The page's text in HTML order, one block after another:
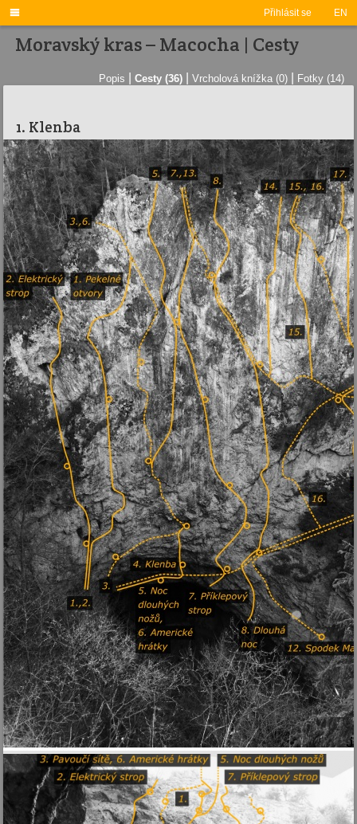
Přihlásit se EN

Moravský kras – Macocha | Cesty
Popis Cesty (36) Vrcholová knížka (0) Fotky (14)
1. Klenba